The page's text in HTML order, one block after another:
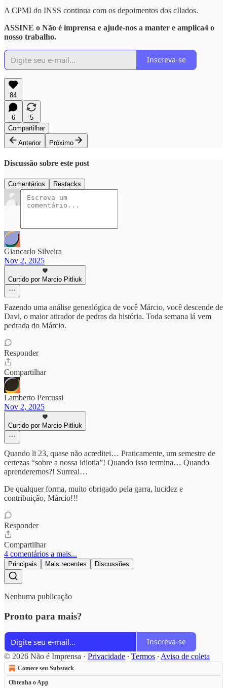
A CPMI do INSS continua com os depoimentos dos cIlados.
ASSINE o Não é imprensa e ajude-nos a manter e amplica4 o
nosso trabalho.
Inscreva-se
84
6
5
Compartilhar
Anterior
Próximo
Discussão sobre este post
Comentários Restacks
Giancarlo Silveira
Nov 2, 2025
Curtido por Marcio Pitliuk
Fazendo uma análise genealógica de você Márcio, você descende de
Davi, o maior atirador de pedras da história. Toda semana lá vem
pedrada do Márcio.
Responder
Compartilhar
Lamberto Percussi
Nov 2, 2025
Curtido por Marcio Pitliuk
Quando li 23, quase não acreditei… Praticamente, um semestre de
certezas “sobre a nossa idiotia”! Quando isso termina… Quando
aprenderemos?! Surreal…
De qualquer forma, muito obrigado pela garra, lucidez e
contribuição, Márcio!!!
Responder
Compartilhar
4 comentários a mais...
Principais Mais recentes Discussões
Nenhuma publicação
Pronto para mais?
Inscreva-se
© 2026 Não é Imprensa · Privacidade ∙ Termos ∙ Aviso de coleta
Comece seu Substack
Obtenha o App